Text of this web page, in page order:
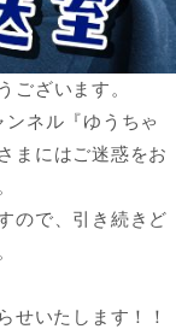
ございます。
ネル『ゆうちゃ
まにはご迷惑をお
ので、引き続きど
せいたします！！